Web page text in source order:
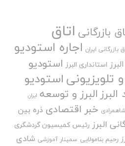
بازرگانی اتاق
بازرگانی ایران اجاره استودیو
استانداری البرز استودیو
تلویزیونیاستودیو
البرز و توسعه ایران
خبر اقتصادی ذره بین
البرز رئیس کمیسیون گردشگری
رحیم بنامولایی سمینار آموزشی شادی